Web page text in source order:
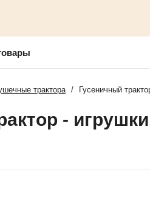
трактора / Гусеничный
- игрушки